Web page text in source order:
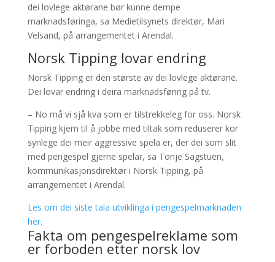
dei lovlege aktørane bør kunne dempe
marknadsføringa, sa Medietilsynets direktør, Mari
Velsand, på arrangementet i Arendal.
Norsk Tipping lovar endring
Norsk Tipping er den største av dei lovlege aktørane.
Dei lovar endring i deira marknadsføring på tv.
– No må vi sjå kva som er tilstrekkeleg for oss. Norsk
Tipping kjem til å jobbe med tiltak som reduserer kor
synlege dei meir aggressive spela er, der dei som slit
med pengespel gjerne spelar, sa Tonje Sagstuen,
kommunikasjonsdirektør i Norsk Tipping, på
arrangementet i Arendal.
Les om dei siste tala utviklinga i pengespelmarknaden
her.
Fakta om pengespelreklame som
er forboden etter norsk lov